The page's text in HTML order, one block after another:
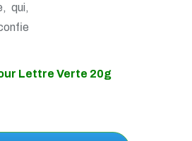
qui,
Lettre Verte 20g